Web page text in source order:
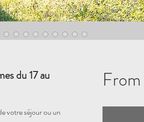
du 17 au
votre séjour ou un
From